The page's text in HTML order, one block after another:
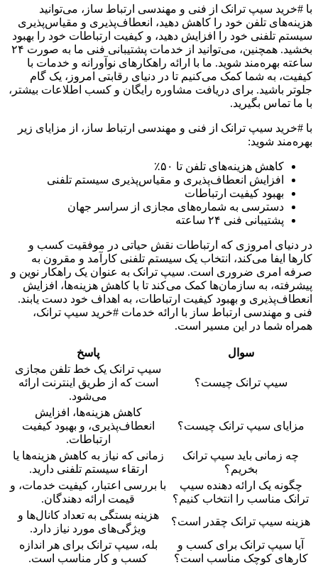
با #خرید سیپ ترانک از فنی و مهندسی ارتباط ساز، می‌توانید
هزینه‌های تلفن خود را کاهش دهید، انعطاف‌پذیری و مقیاس‌پذیری
سیستم تلفنی خود را افزایش دهید، و کیفیت ارتباطات خود را بهبود
بخشید. همچنین، می‌توانید از خدمات پشتیبانی فنی ما به صورت ۲۴
ساعته بهره‌مند شوید. ما با ارائه راهکارهای نوآورانه و خدمات با
کیفیت، به شما کمک می‌کنیم تا در دنیای رقابتی امروز، یک گام
جلوتر باشید. برای دریافت مشاوره رایگان و کسب اطلاعات بیشتر،
با ما تماس بگیرید.
با #خرید سیپ ترانک از فنی و مهندسی ارتباط ساز، از مزایای زیر
بهره‌مند شوید:
کاهش هزینه‌های تلفن تا ۵۰٪
افزایش انعطاف‌پذیری و مقیاس‌پذیری سیستم تلفنی
بهبود کیفیت ارتباطات
دسترسی به شماره‌های مجازی از سراسر جهان
پشتیبانی فنی ۲۴ ساعته
در دنیای امروزی که ارتباطات نقش حیاتی در موفقیت کسب و
کارها ایفا می‌کند، انتخاب یک سیستم تلفنی کارآمد و مقرون به
صرفه امری ضروری است. سیپ ترانک به عنوان یک راهکار نوین و
پیشرفته، به سازمان‌ها کمک می‌کند تا با کاهش هزینه‌ها، افزایش
انعطاف‌پذیری و بهبود کیفیت ارتباطات، به اهداف خود دست یابند.
فنی و مهندسی ارتباط ساز با ارائه خدمات #خرید سیپ ترانک،
همراه شما در این مسیر است.
سوال پاسخ
سیپ ترانک چیست؟
سیپ ترانک یک خط تلفن مجازی
است که از طریق اینترنت ارائه
می‌شود.
مزایای سیپ ترانک چیست؟
کاهش هزینه‌ها، افزایش
انعطاف‌پذیری، و بهبود کیفیت
ارتباطات.
چه زمانی باید سیپ ترانک
بخریم؟
زمانی که نیاز به کاهش هزینه‌ها یا
ارتقاء سیستم تلفنی دارید.
چگونه یک ارائه دهنده سیپ
ترانک مناسب را انتخاب کنیم؟
با بررسی اعتبار، کیفیت خدمات، و
قیمت ارائه دهندگان.
هزینه سیپ ترانک چقدر است؟
هزینه بستگی به تعداد کانال‌ها و
ویژگی‌های مورد نیاز دارد.
آیا سیپ ترانک برای کسب و
کارهای کوچک مناسب است؟
بله، سیپ ترانک برای هر اندازه
کسب و کار مناسب است.